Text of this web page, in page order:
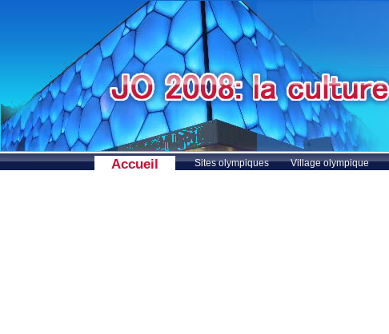
Accueil Sites olympiques Village olympique